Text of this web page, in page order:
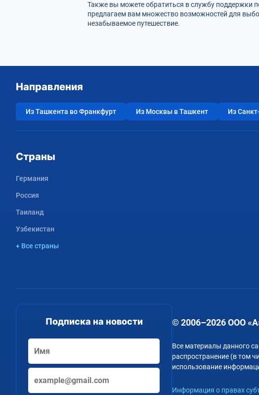
Также вы можете обратиться в службу поддержки
предлагаем вам множество возможностей для
незабываемое путешествие.
Направления
Из Ташкента во Франкфурт Из Москвы в Ташкент Из
Страны
Германия
Россия
Таиланд
Узбекистан
+ Все страны
Подписка на новости © 2006–2026 ООО
Все материалы данного
распространение (в том
использование
Информация о правах